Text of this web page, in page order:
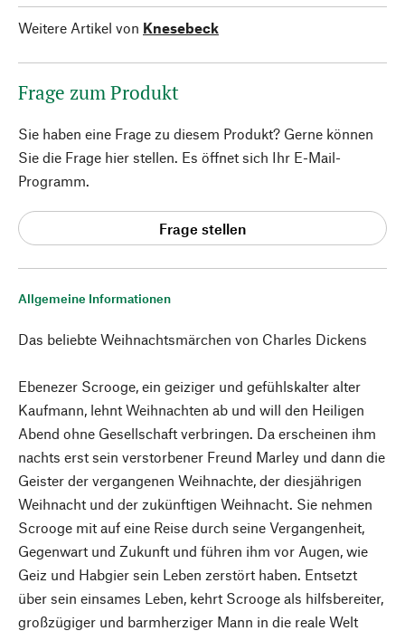
Allgemeine Informationen
Das beliebte Weihnachtsmärchen von Charles Dickens
Ebenezer Scrooge, ein geiziger und gefühlskalter alter
Kaufmann, lehnt Weihnachten ab und will den Heiligen
Abend ohne Gesellschaft verbringen. Da erscheinen ihm
nachts erst sein verstorbener Freund Marley und dann die
Geister der vergangenen Weihnachte, der diesjährigen
Weihnacht und der zukünftigen Weihnacht. Sie nehmen
Scrooge mit auf eine Reise durch seine Vergangenheit,
Gegenwart und Zukunft und führen ihm vor Augen, wie
Geiz und Habgier sein Leben zerstört haben. Entsetzt
über sein einsames Leben, kehrt Scrooge als hilfsbereiter,
großzügiger und barmherziger Mann in die reale Welt
Weitere Artikel von Knesebeck
Frage zum Produkt
Sie haben eine Frage zu diesem Produkt? Gerne können
Sie die Frage hier stellen. Es öffnet sich Ihr E-Mail-
Programm.
Frage stellen